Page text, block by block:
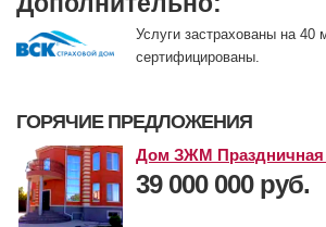
Услуги застрахованы на 40
сертифицированы.
ГОРЯЧИЕ ПРЕДЛОЖЕНИЯ
Дом ЗЖМ Праздничная
39 000 000 руб.